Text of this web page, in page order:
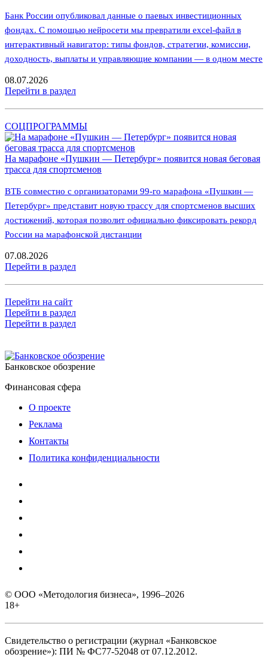
Банк России опубликовал данные о паевых инвестиционных
фондах. С помощью нейросети мы превратили excel-файл в
интерактивный навигатор: типы фондов, стратегии, комиссии,
доходность, выплаты и управляющие компании — в одном месте
08.07.2026
Перейти в раздел
СОЦПРОГРАММЫ
На марафоне «Пушкин — Петербург» появится новая беговая
трасса для спортсменов
ВТБ совместно с организаторами 99-го марафона «Пушкин —
Петербург» представит новую трассу для спортсменов высших
достижений, которая позволит официально фиксировать рекорд
России на марафонской дистанции
07.08.2026
Перейти в раздел
Перейти на сайт
Перейти в раздел
Перейти в раздел
Банковское обозрение
Финансовая сфера
О проекте
Реклама
Контакты
Политика конфиденциальности
© ООО «Методология бизнеса», 1996–2026
18+
Свидетельство о регистрации (журнал «Банковское
обозрение»): ПИ № ФС77-52048 от 07.12.2012.